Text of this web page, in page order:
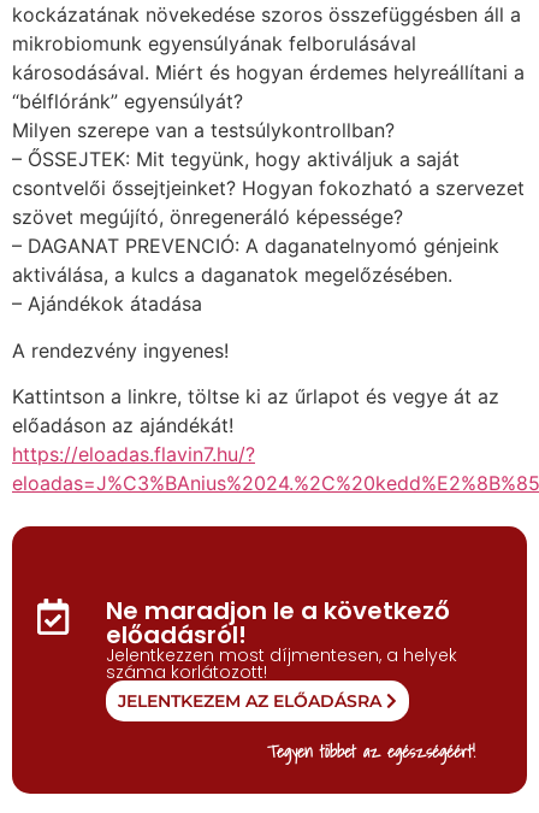
kockázatának növekedése szoros összefüggésben áll a
mikrobiomunk egyensúlyának felborulásával
károsodásával. Miért és hogyan érdemes helyreállítani a
“bélflóránk” egyensúlyát?
Milyen szerepe van a testsúlykontrollban?
– ŐSSEJTEK: Mit tegyünk, hogy aktiváljuk a saját
csontvelői őssejtjeinket? Hogyan fokozható a szervezet
szövet megújító, önregeneráló képessége?
– DAGANAT PREVENCIÓ: A daganatelnyomó génjeink
aktiválása, a kulcs a daganatok megelőzésében.
– Ajándékok átadása
A rendezvény ingyenes!
Kattintson a linkre, töltse ki az űrlapot és vegye át az
előadáson az ajándékát!
https://eloadas.flavin7.hu/?
Tegyen többet az egészségéért!
Ne maradjon le a következő
előadásról!
Jelentkezzen most díjmentesen, a helyek
száma korlátozott!
JELENTKEZEM AZ ELŐADÁSRA